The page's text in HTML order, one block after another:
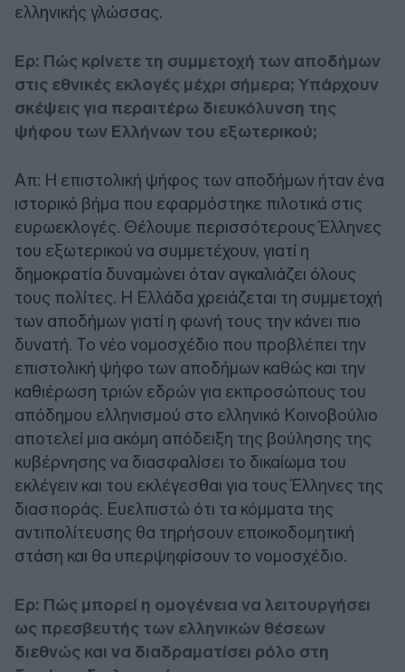
ελληνικής γλώσσας.
Ερ: Πώς κρίνετε τη συμμετοχή των αποδήμων
στις εθνικές εκλογές μέχρι σήμερα; Υπάρχουν
σκέψεις για περαιτέρω διευκόλυνση της
ψήφου των Ελλήνων του εξωτερικού;
Απ: Η επιστολική ψήφος των αποδήμων ήταν ένα
ιστορικό βήμα που εφαρμόστηκε πιλοτικά στις
ευρωεκλογές. Θέλουμε περισσότερους Έλληνες
του εξωτερικού να συμμετέχουν, γιατί η
δημοκρατία δυναμώνει όταν αγκαλιάζει όλους
τους πολίτες. Η Ελλάδα χρειάζεται τη συμμετοχή
των αποδήμων γιατί η φωνή τους την κάνει πιο
δυνατή. Το νέο νομοσχέδιο που προβλέπει την
επιστολική ψήφο των αποδήμων καθώς και την
καθιέρωση τριών εδρών για εκπροσώπους του
απόδημου ελληνισμού στο ελληνικό Κοινοβούλιο
αποτελεί μια ακόμη απόδειξη της βούλησης της
κυβέρνησης να διασφαλίσει το δικαίωμα του
εκλέγειν και του εκλέγεσθαι για τους Έλληνες της
διασποράς. Ευελπιστώ ότι τα κόμματα της
αντιπολίτευσης θα τηρήσουν εποικοδομητική
στάση και θα υπερψηφίσουν το νομοσχέδιο.
Ερ: Πώς μπορεί η ομογένεια να λειτουργήσει
ως πρεσβευτής των ελληνικών θέσεων
διεθνώς και να διαδραματίσει ρόλο στη